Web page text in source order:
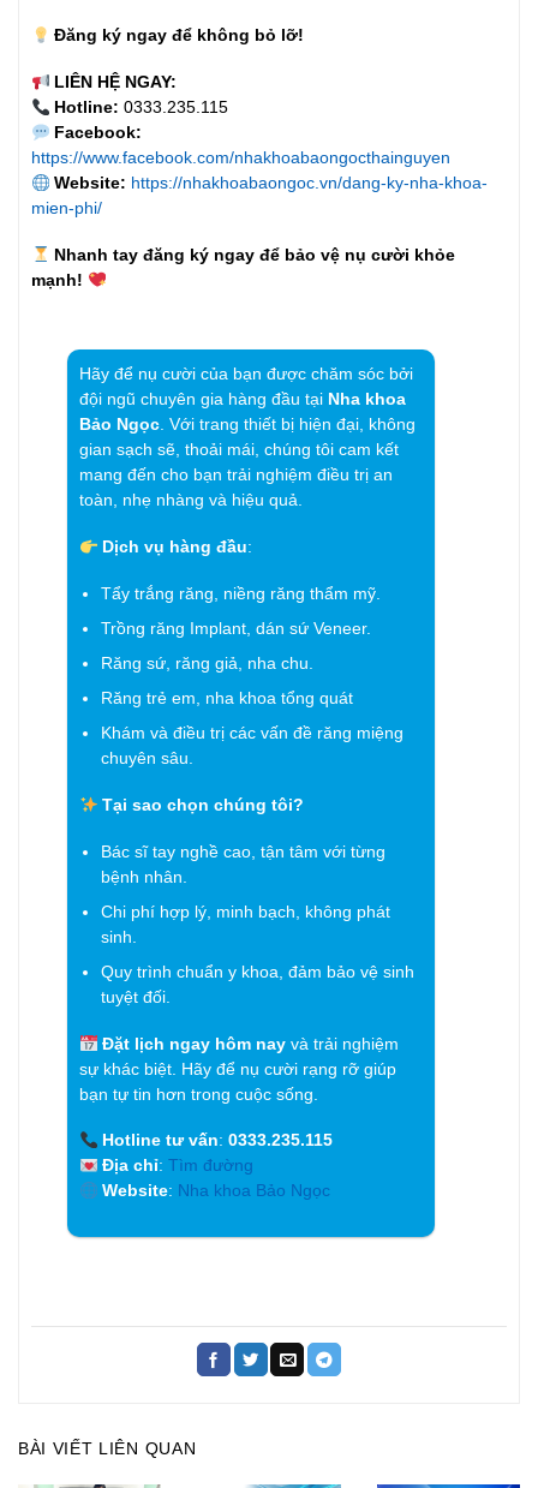
Đăng ký ngay để không bỏ lỡ!
LIÊN HỆ NGAY:
Hotline: 0333.235.115
Facebook:
https://www.facebook.com/nhakhoabaongocthainguyen
Website: https://nhakhoabaongoc.vn/dang-ky-nha-khoa-
mien-phi/
Nhanh tay đăng ký ngay để bảo vệ nụ cười khỏe
mạnh!
Hãy để nụ cười của bạn được chăm sóc bởi
đội ngũ chuyên gia hàng đầu tại Nha khoa
Bảo Ngọc. Với trang thiết bị hiện đại, không
gian sạch sẽ, thoải mái, chúng tôi cam kết
mang đến cho bạn trải nghiệm điều trị an
toàn, nhẹ nhàng và hiệu quả.
Dịch vụ hàng đầu:
Tẩy trắng răng, niềng răng thẩm mỹ.
Trồng răng Implant, dán sứ Veneer.
Răng sứ, răng giả, nha chu.
Răng trẻ em, nha khoa tổng quát
Khám và điều trị các vấn đề răng miệng
chuyên sâu.
Tại sao chọn chúng tôi?
Bác sĩ tay nghề cao, tận tâm với từng
bệnh nhân.
Chi phí hợp lý, minh bạch, không phát
sinh.
Quy trình chuẩn y khoa, đảm bảo vệ sinh
tuyệt đối.
Đặt lịch ngay hôm nay và trải nghiệm
sự khác biệt. Hãy để nụ cười rạng rỡ giúp
bạn tự tin hơn trong cuộc sống.
Hotline tư vấn:0333.235.115
Địa chỉ:Tìm đường
Website: Nha khoa Bảo Ngọc
BÀI VIẾT LIÊN QUAN